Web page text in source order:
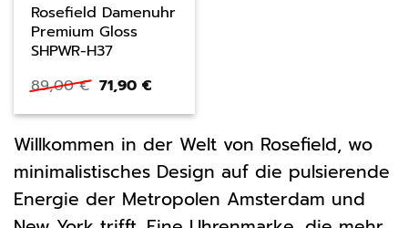
Rosefield Damenuhr
Premium Gloss
SHPWR-H37
89,00€ Ursprünglicher
Preis
war:
71,90€Aktueller
ist:
Willkommen in der Welt von Rosefield, wo
minimalistisches Design auf die pulsierende
Energie der Metropolen Amsterdam und